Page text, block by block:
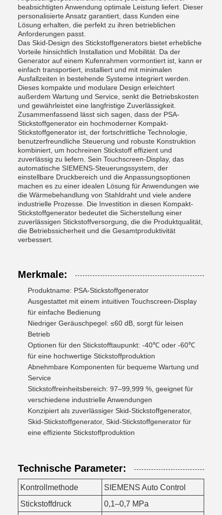
beabsichtigten Anwendung optimale Leistung liefert. Dieser
personalisierte Ansatz garantiert, dass Kunden eine
Lösung erhalten, die perfekt zu ihren betrieblichen
Anforderungen passt.
Das Skid-Design des Stickstoffgenerators bietet erhebliche
Vorteile hinsichtlich Installation und Mobilität. Da der
Generator auf einem Kufenrahmen vormontiert ist, kann er
einfach transportiert, installiert und mit minimalen
Ausfallzeiten in bestehende Systeme integriert werden.
Dieses kompakte und modulare Design erleichtert
außerdem Wartung und Service, senkt die Betriebskosten
und gewährleistet eine langfristige Zuverlässigkeit.
Zusammenfassend lässt sich sagen, dass der PSA-
Stickstoffgenerator ein hochmoderner Kompakt-
Stickstoffgenerator ist, der fortschrittliche Technologie,
benutzerfreundliche Steuerung und robuste Konstruktion
kombiniert, um hochreinen Stickstoff effizient und
zuverlässig zu liefern. Sein Touchscreen-Display, das
automatische SIEMENS-Steuerungssystem, der
einstellbare Druckbereich und die Anpassungsoptionen
machen es zu einer idealen Lösung für Anwendungen wie
die Wärmebehandlung von Stahldraht und viele andere
industrielle Prozesse. Die Investition in diesen Kompakt-
Stickstoffgenerator bedeutet die Sicherstellung einer
zuverlässigen Stickstoffversorgung, die die Produktqualität,
die Betriebssicherheit und die Gesamtproduktivität
verbessert.
Merkmale:
Produktname: PSA-Stickstoffgenerator
Ausgestattet mit einem intuitiven Touchscreen-Display
für einfache Bedienung
Niedriger Geräuschpegel: ≤60 dB, sorgt für leisen
Betrieb
Optionen für den Stickstofftaupunkt: -40℃ oder -60℃
für eine hochwertige Stickstoffproduktion
Abnehmbare Komponenten für bequeme Wartung und
Service
Stickstoffreinheitsbereich: 97–99,999 %, geeignet für
verschiedene industrielle Anwendungen
Konzipiert als zuverlässiger Skid-Stickstoffgenerator,
Skid-Stickstoffgenerator, Skid-Stickstoffgenerator für
eine effiziente Stickstoffproduktion
Technische Parameter:
Kontrollmethode
SIEMENS Auto Control
Stickstoffdruck
0,1–0,7 MPa